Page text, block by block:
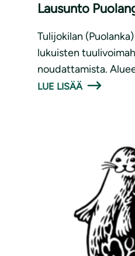
Lausunto
Tulijokilan
lukuisten
noudattamista.
LUE LISÄÄ